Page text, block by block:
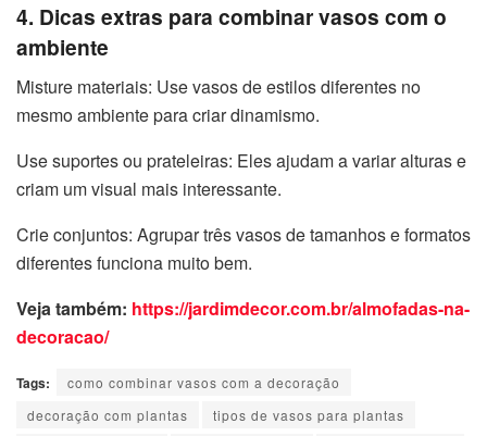
4. Dicas extras para combinar vasos com o
ambiente
Misture materiais: Use vasos de estilos diferentes no
mesmo ambiente para criar dinamismo.
Use suportes ou prateleiras: Eles ajudam a variar alturas e
criam um visual mais interessante.
Crie conjuntos: Agrupar três vasos de tamanhos e formatos
diferentes funciona muito bem.
Veja também: https://jardimdecor.com.br/almofadas-na-
decoracao/
Tags:
como combinar vasos com a decoração
decoração com plantas
tipos de vasos para plantas